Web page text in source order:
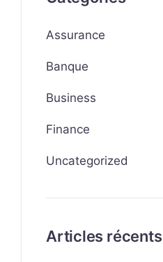
Assurance
Banque
Business
Finance
Uncategorized
Articles récents